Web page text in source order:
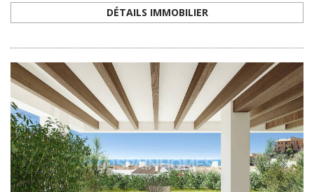
DÉTAILS IMMOBILIER